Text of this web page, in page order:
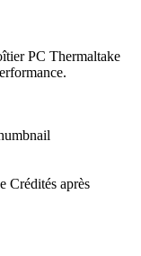
PC Thermaltake
Crédités après